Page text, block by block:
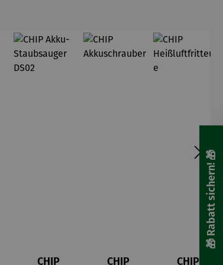
dir zu
Hause. Wir
mögen's
CHIP
CHIP
CHIP
🎁 Rabatt sichern! 🎁